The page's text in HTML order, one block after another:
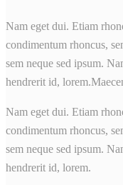
Nam eget dui. Etiam
condimentum rhoncus,
sem neque sed ipsum.
hendrerit id,
Nam eget dui. Etiam
condimentum rhoncus,
sem neque sed ipsum.
hendrerit id, lorem.